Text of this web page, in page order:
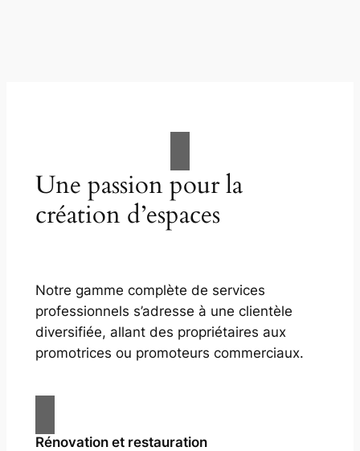
Une passion pour la
création d’espaces
Notre gamme complète de services
professionnels s’adresse à une clientèle
diversifiée, allant des propriétaires aux
promotrices ou promoteurs commerciaux.
Rénovation et restauration